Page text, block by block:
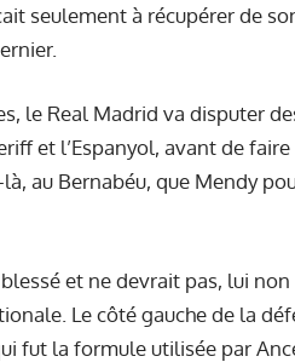
seulement à récupérer de
le Real Madrid va disputer
et l’Espanyol, avant de
là, au Bernabéu, que Mendy
et ne devrait pas, lui
Le côté gauche de la
fut la formule utilisée par